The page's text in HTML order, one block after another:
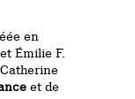
en
Émilie F.
et de